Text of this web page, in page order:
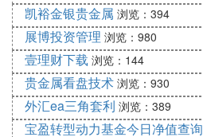
凯裕金银贵金属 浏览：394
展博投资管理 浏览：980
壹理财下载 浏览：144
贵金属看盘技术 浏览：930
外汇ea三角套利 浏览：389
宝盈转型动力基金今日净值查询